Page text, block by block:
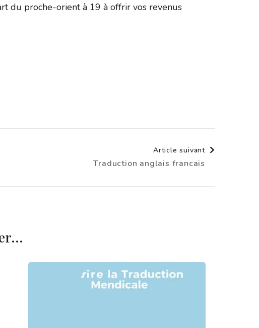
du proche-orient à 19 à offrir vos revenus
Article suivant
Traduction anglais francais